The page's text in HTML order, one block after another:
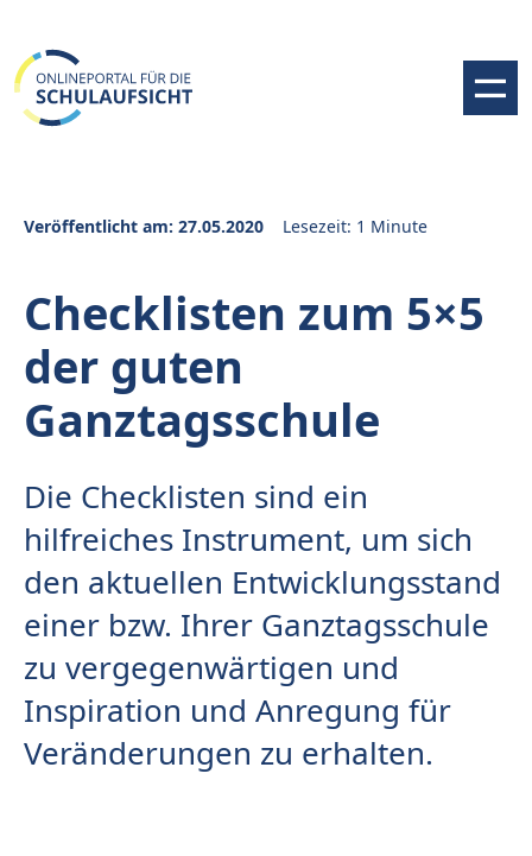
Veröffentlicht am: 27.05.2020 Lesezeit: 1 Minute
Checklisten zum 5×5
der guten
Ganztagsschule
Die Checklisten sind ein
hilfreiches Instrument, um sich
den aktuellen Entwicklungsstand
einer bzw. Ihrer Ganztagsschule
zu vergegenwärtigen und
Inspiration und Anregung für
Veränderungen zu erhalten.